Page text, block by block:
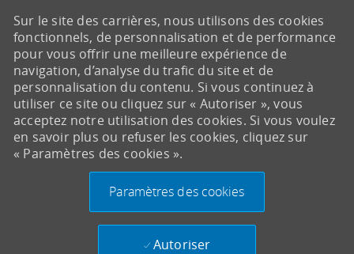
Sur le site des carrières, nous utilisons des cookies
fonctionnels, de personnalisation et de performance
pour vous offrir une meilleure expérience de
navigation, d’analyse du trafic du site et de
personnalisation du contenu. Si vous continuez à
utiliser ce site ou cliquez sur « Autoriser », vous
acceptez notre utilisation des cookies. Si vous voulez
en savoir plus ou refuser les cookies, cliquez sur
« Paramètres des cookies ».
Paramètres des cookies
Autoriser